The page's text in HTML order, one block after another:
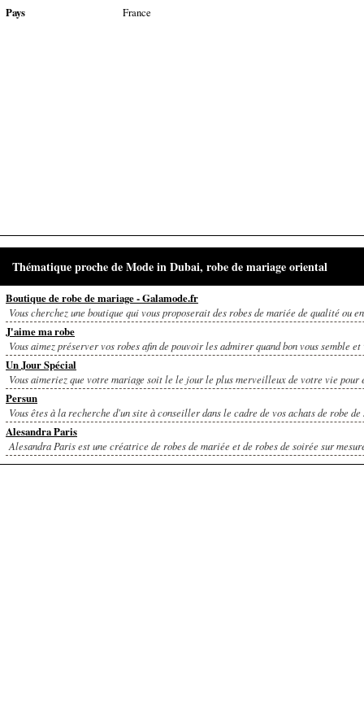
Pays
France
Thématique proche de Mode in Dubai, robe de mariage oriental
Boutique de robe de mariage - Galamode.fr
Vous cherchez une boutique qui vous proposerait des robes de mariée de qualité ou
J'aime ma robe
Vous aimez préserver vos robes afin de pouvoir les admirer quand bon vous semble et
Un Jour Spécial
Vous aimeriez que votre mariage soit le le jour le plus merveilleux de votre vie pour
Persun
Vous êtes à la recherche d'un site à conseiller dans le cadre de vos achats de robe
Alesandra Paris
Alesandra Paris est une créatrice de robes de mariée et de robes de soirée sur